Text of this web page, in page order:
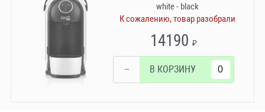
white - black
К сожалению, товар разобрали
14190₽
− В КОРЗИНУ